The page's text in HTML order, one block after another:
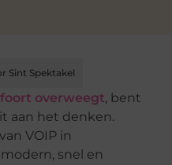
Sint Spektakel
overweegt, bent
aan het denken.
VOIP in
snel en